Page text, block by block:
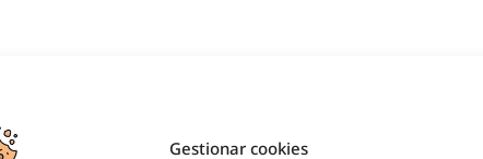
Gestionar cookies